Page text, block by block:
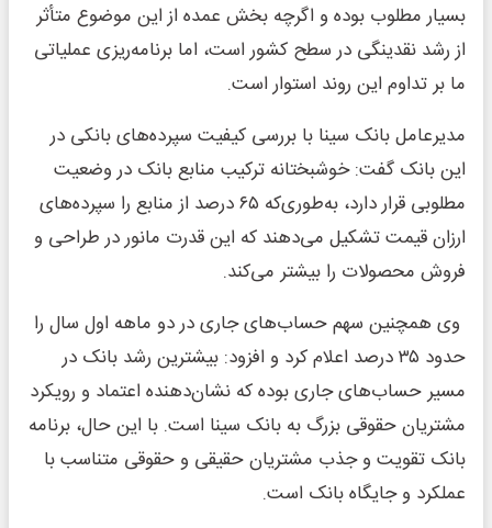
بسیار مطلوب بوده و اگرچه بخش عمده از این موضوع متأثر
از رشد نقدینگی در سطح کشور است، اما برنامه‌ریزی عملیاتی
ما بر تداوم این روند استوار است.
مدیرعامل بانک سینا با بررسی کیفیت سپرده‌های بانکی در
این بانک گفت: خوشبختانه ترکیب منابع بانک در وضعیت
مطلوبی قرار دارد، به‌طوری‌که ۶۵ درصد از منابع را سپرده‌های
ارزان قیمت تشکیل می‌دهند که این قدرت مانور در طراحی و
فروش محصولات را بیشتر می‌کند.
وی همچنین سهم حساب‌های جاری در دو ماهه اول سال را
حدود ۳۵ درصد اعلام کرد و افزود: بیشترین رشد بانک در
مسیر حساب‌های جاری بوده که نشان‌دهنده اعتماد و رویکرد
مشتریان حقوقی بزرگ به بانک سینا است. با این حال، برنامه
بانک تقویت و جذب مشتریان حقیقی و حقوقی متناسب با
عملکرد و جایگاه بانک است.